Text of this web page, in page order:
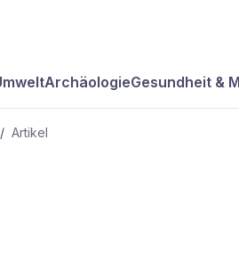
ArchäologieGesundheit &
/ Artikel